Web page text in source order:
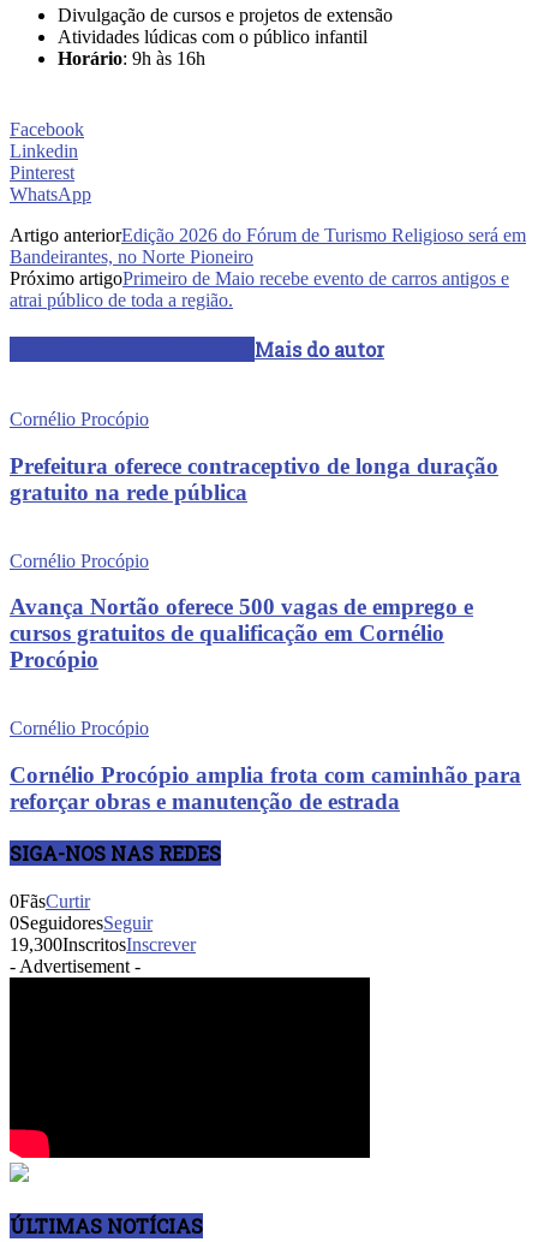
Divulgação de cursos e projetos de extensão
Atividades lúdicas com o público infantil
Horário: 9h às 16h
Facebook
Linkedin
Pinterest
WhatsApp
Artigo anteriorEdição 2026 do Fórum de Turismo Religioso será em
Bandeirantes, no Norte Pioneiro
Próximo artigoPrimeiro de Maio recebe evento de carros antigos e
atrai público de toda a região.
Mais do autor
Cornélio Procópio
Prefeitura oferece contraceptivo de longa duração
gratuito na rede pública
Cornélio Procópio
Avança Nortão oferece 500 vagas de emprego e
cursos gratuitos de qualificação em Cornélio
Procópio
Cornélio Procópio
Cornélio Procópio amplia frota com caminhão para
reforçar obras e manutenção de estrada
SIGA-NOS NAS REDES
0FãsCurtir
0SeguidoresSeguir
19,300InscritosInscrever
- Advertisement -
ÚLTIMAS NOTÍCIAS